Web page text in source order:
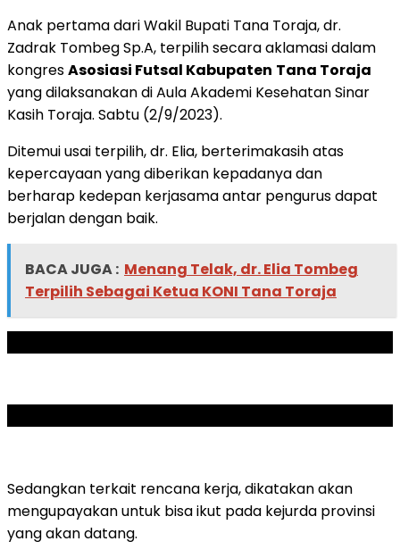
Anak pertama dari Wakil Bupati Tana Toraja, dr.
Zadrak Tombeg Sp.A, terpilih secara aklamasi dalam
kongresAsosiasi Futsal Kabupaten Tana Toraja
yang dilaksanakan di Aula Akademi Kesehatan Sinar
Kasih Toraja. Sabtu (2/9/2023).
Ditemui usai terpilih, dr. Elia, berterimakasih atas
kepercayaan yang diberikan kepadanya dan
berharap kedepan kerjasama antar pengurus dapat
berjalan dengan baik.
BACA JUGA : Menang Telak, dr. Elia Tombeg
Terpilih Sebagai Ketua KONI Tana Toraja
Sedangkan terkait rencana kerja, dikatakan akan
mengupayakan untuk bisa ikut pada kejurda provinsi
yang akan datang.